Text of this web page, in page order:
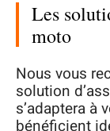
Les
moto
Nous vous
solution
s’adaptera à
bénéficient